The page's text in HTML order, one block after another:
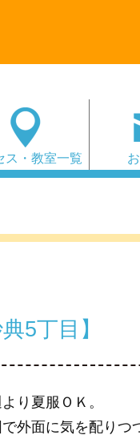
ス・教室一覧
5丁目】
り夏服ＯＫ。
で外面に気を配り